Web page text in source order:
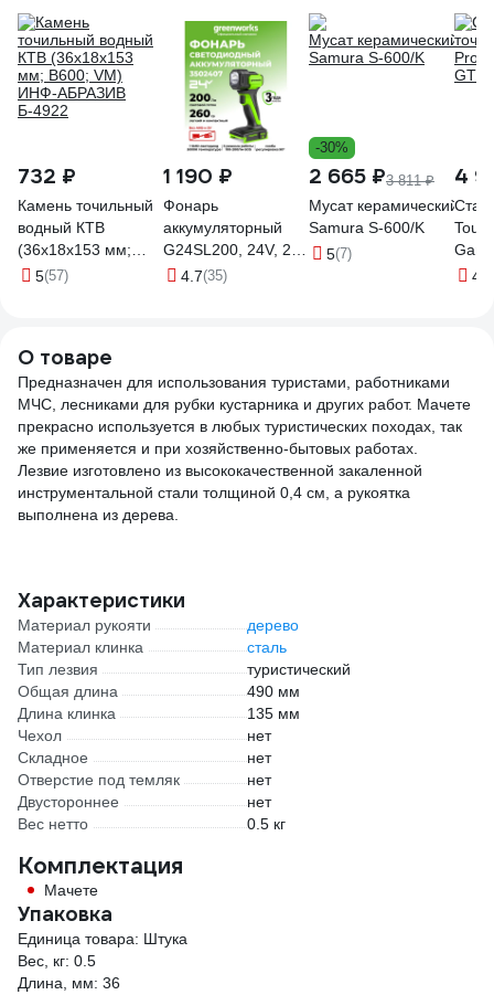
732 ₽
Камень точильный
водный КТВ
(36х18х153 мм;
B600; VM) ИНФ-
5(57)
1 190 ₽
Фонарь
аккумуляторный
G24SL200, 24V, 200
лм, без АКБ и ЗУ
4.7(35)
-30%
2 665 ₽3 811 ₽
Мусат керамический
Samura S-600/K
5(7)
4
4
О товаре
Предназначен для использования туристами, работниками
МЧС, лесниками для рубки кустарника и других работ. Мачете
прекрасно используется в любых туристических походах, так
же применяется и при хозяйственно-бытовых работах.
Лезвие изготовлено из высококачественной закаленной
инструментальной стали толщиной 0,4 см, а рукоятка
выполнена из дерева.
Характеристики
Материал рукояти
дерево
Материал клинка
сталь
Тип лезвия
туристический
Общая длина
490 мм
Длина клинка
135 мм
Чехол
нет
Складное
нет
Отверстие под темляк
нет
Двустороннее
нет
Вес нетто
0.5 кг
Комплектация
Мачете
Упаковка
Единица товара: Штука
Вес, кг: 0.5
Длина, мм: 36